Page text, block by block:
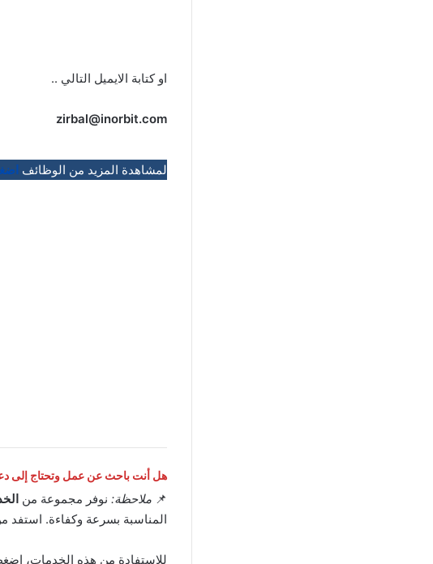
او كتابة الايميل التالي ..
zirbal@inorbit.com
لمشاهدة المزيد من الوظائف
هل أنت باحث عن عمل وتحتاج إلى
📌 ملاحظة: نوفر مجموعة من
المناسبة بسرعة وكفاءة. استفد
للاستفادة من هذه الخدمات،